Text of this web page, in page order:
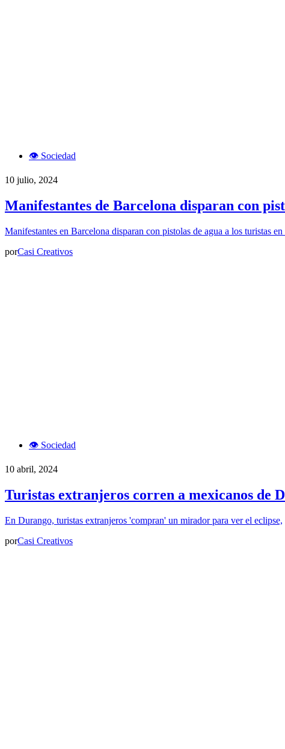
👁️ Sociedad
10 julio, 2024
Manifestantes de Barcelona disparan con
Manifestantes en Barcelona disparan con pistolas de agua a los turistas en
porCasi Creativos
👁️ Sociedad
10 abril, 2024
Turistas extranjeros corren a mexicanos de
En Durango, turistas extranjeros 'compran' un mirador para ver el eclipse,
porCasi Creativos